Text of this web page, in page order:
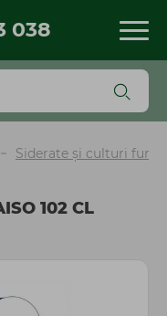
038
Siderate și culturi
102 CL